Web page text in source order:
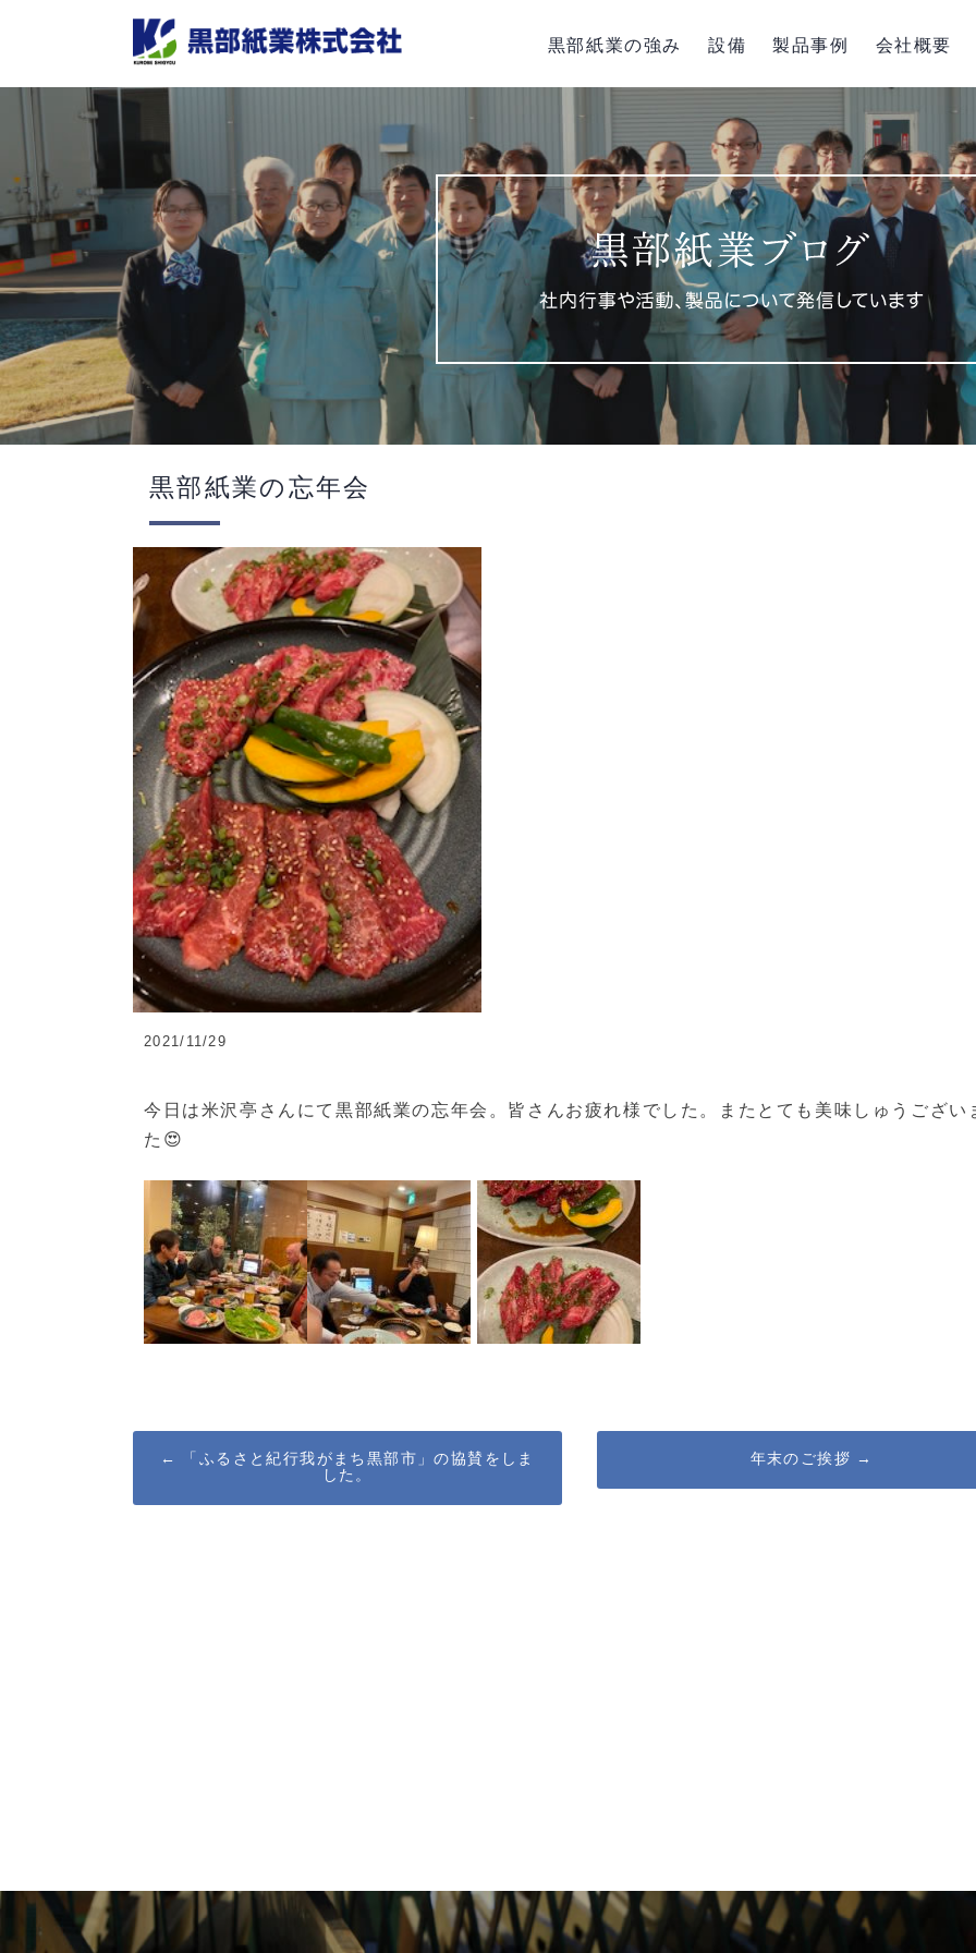
黒部紙業の強み 設備 製品事例 会社概要
黒部紙業の忘年会
2021/11/29
今日は米沢亭さんにて黒部紙業の忘年会。皆さんお疲れ様でした。またとても美味しゅうござい
た 😍
Post
←
「ふるさと紀行我がまち黒部市」の協賛をしま
した。
年末のご挨拶 →